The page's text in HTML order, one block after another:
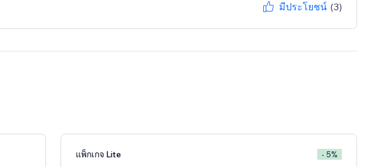
มีประโยชน์ (3)
แพ็กเกจ Lite - 5%